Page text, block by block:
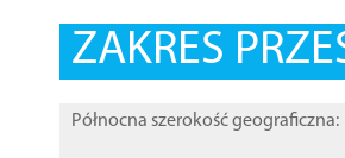
ZAKRES
Północna szerokość geograficzna: